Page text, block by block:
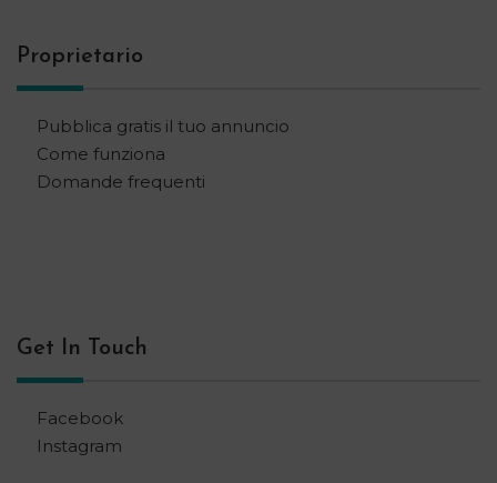
Proprietario
Pubblica gratis il tuo annuncio
Come funziona
Domande frequenti
Get In Touch
Facebook
Instagram